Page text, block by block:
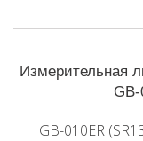
Измерительная
GB-010ER